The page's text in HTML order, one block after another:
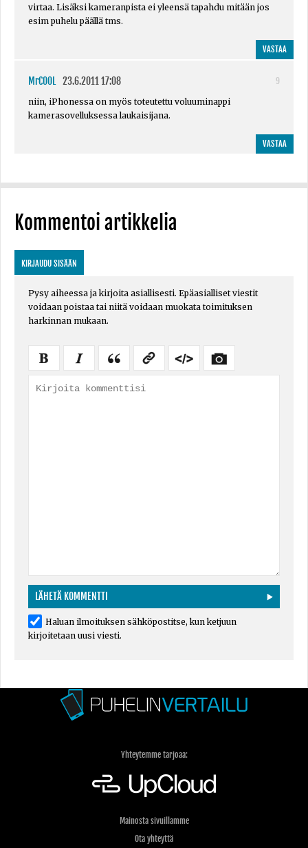
virtaa. Lisäksi kameranpista ei yleensä tapahdu mitään jos
esim puhelu päällä tms.
VASTAA
MrC00L 23.6.2011 17:08
9
niin, iPhonessa on myös toteutettu voluuminappi
kamerasovelluksessa laukaisijana.
VASTAA
Kommentoi artikkelia
KIRJAUDU SISÄÄN
Pysy aiheessa ja kirjoita asiallisesti. Epäasialliset viestit
voidaan poistaa tai niitä voidaan muokata toimituksen
harkinnan mukaan.
Haluan ilmoituksen sähköpostitse, kun ketjuun
kirjoitetaan uusi viesti.
Yhteytemme tarjoaa:
Mainosta sivuillamme
Ota yhteyttä